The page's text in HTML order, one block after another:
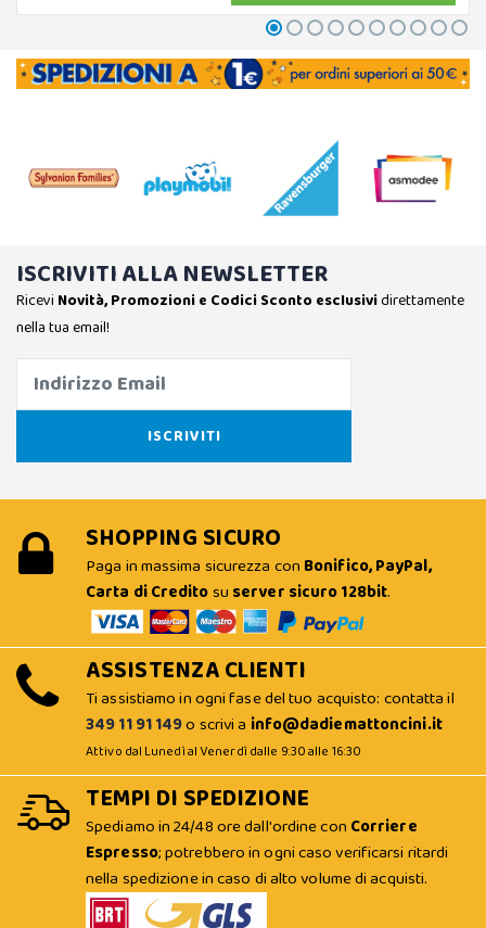
ISCRIVITI ALLA NEWSLETTER
Ricevi Novità, Promozioni e Codici Sconto esclusividirettamente
nella tua email!
SHOPPING SICURO
Paga in massima sicurezza con Bonifico, PayPal,
Carta di Creditosu server sicuro 128bit.
ASSISTENZA CLIENTI
Ti assistiamo in ogni fase del tuo acquisto: contatta il
349 11 91 149o scrivi a info@dadiemattoncini.it
Attivo dal Lunedì al Venerdì dalle 9:30 alle 16:30
TEMPI DI SPEDIZIONE
Spediamo in 24/48 ore dall'ordine con Corriere
Espresso; potrebbero in ogni caso verificarsi ritardi
nella spedizione in caso di alto volume di acquisti.